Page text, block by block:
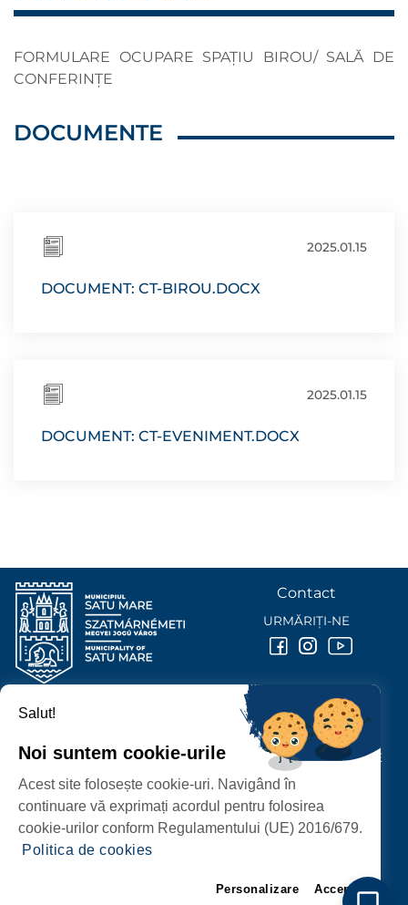
FORMULARE OCUPARE SPAȚIU BIROU/ SALĂ DE
CONFERINȚE
DOCUMENTE
2025.01.15
DOCUMENT: CT-BIROU.DOCX
2025.01.15
DOCUMENT: CT-EVENIMENT.DOCX
PROTECȚIA DATELOR PERSONALE
PRIMĂRIA MUNICIPIULUI
P-ȚA 25 OCTOMBRIE, NR. 1 CORP M, 440026 SATU MARE
Contact
URMĂRIȚI-NE
Salut!
Noi suntem cookie-urile
Acest site folosește cookie-uri. Navigând în
continuare vă exprimați acordul pentru folosirea
cookie-urilor conform Regulamentului (UE) 2016/679.
Politica de cookies
Personalizare Accept